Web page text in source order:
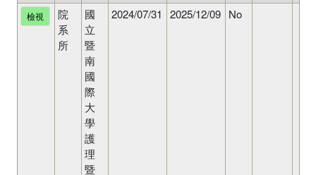
檢視
院
系
所
國
立
暨
南
國
際
大
學
護
理
暨
2024/07/31 2025/12/09 No